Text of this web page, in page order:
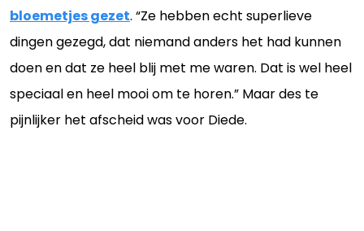
bloemetjes gezet. “Ze hebben echt superlieve
dingen gezegd, dat niemand anders het had kunnen
doen en dat ze heel blij met me waren. Dat is wel heel
speciaal en heel mooi om te horen.” Maar des te
pijnlijker het afscheid was voor Diede.